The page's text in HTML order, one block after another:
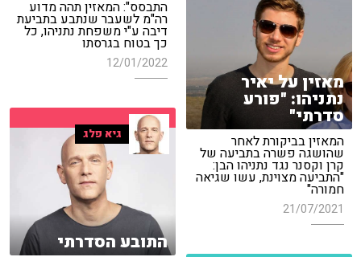
התבסס": המאזין תהה מדוע
רה"מ לשעבר שנתבע בתביעת
דיבה ע"י משפחת נתניהו, כל
כך בטוח בגרסתו
12/01/2022
מאזין על יאיר
נתניהו: "פורע
סדרתי"
המאזין בביקורת לאחר
שהושגה פשרה בתביעה של
קרן וקסנר נגד נתניהו הבן:
"התביעה מצוינת, עשו שגיאה
חמורה"
21/07/2021
גיא פלג
התובע הסדרתי